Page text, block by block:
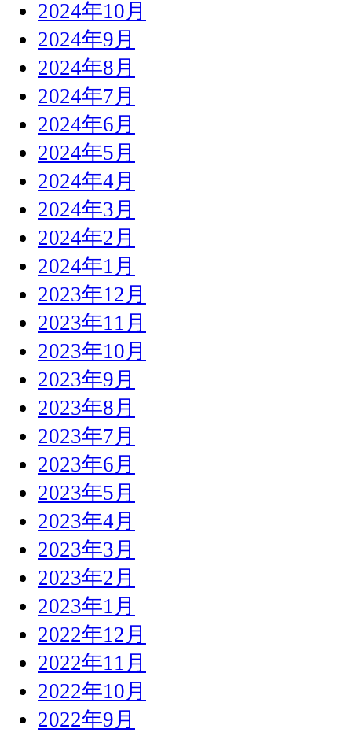
2024年10月
2024年9月
2024年8月
2024年7月
2024年6月
2024年5月
2024年4月
2024年3月
2024年2月
2024年1月
2023年12月
2023年11月
2023年10月
2023年9月
2023年8月
2023年7月
2023年6月
2023年5月
2023年4月
2023年3月
2023年2月
2023年1月
2022年12月
2022年11月
2022年10月
2022年9月